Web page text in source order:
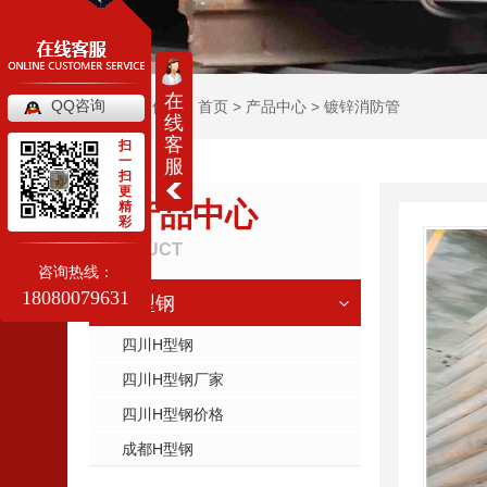
当前位置： 首页 > 产品中心 > 镀锌消防管
产品中心
PRODUCT
H型钢
四川H型钢
四川H型钢厂家
四川H型钢价格
成都H型钢
在
线
客
服
QQ咨询
扫
一
扫
更
精
彩
咨询热线：
18080079631